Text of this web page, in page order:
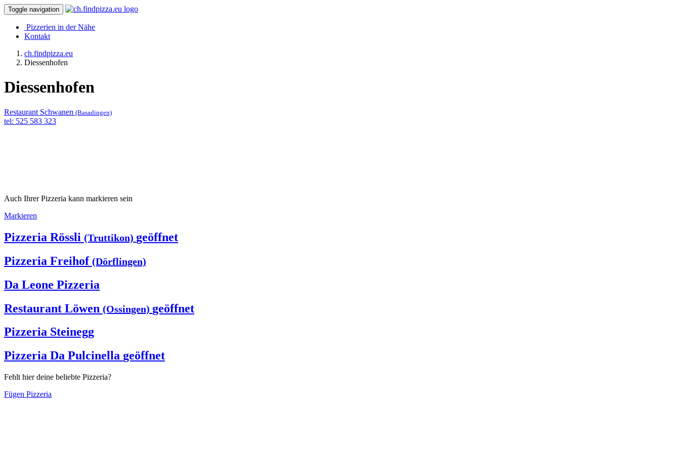
Toggle navigation
Pizzerien in der Nähe
Kontakt
ch.findpizza.eu
Diessenhofen
Diessenhofen
Restaurant Schwanen (Basadingen)
tel: 525 583 323
Auch Ihrer Pizzeria kann markieren sein
Markieren
Pizzeria Rössli (Truttikon) geöffnet
Pizzeria Freihof (Dörflingen)
Da Leone Pizzeria
Restaurant Löwen (Ossingen) geöffnet
Pizzeria Steinegg
Pizzeria Da Pulcinella geöffnet
Fehlt hier deine beliebte Pizzeria?
Fügen Pizzeria